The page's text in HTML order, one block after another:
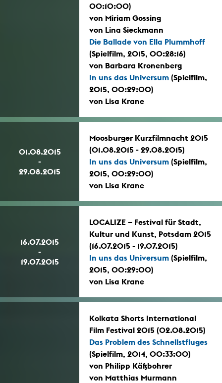
00:10:00)
von Miriam Gossing
von Lina Sieckmann
Die Ballade von Ella Plummhoff
(Spielfilm, 2015, 00:28:16)
von Barbara Kronenberg
In uns das Universum (Spielfilm,
2015, 00:29:00)
von Lisa Krane
01.08.2015
-
29.08.2015
Moosburger Kurzfilmnacht 2015
(01.08.2015 - 29.08.2015)
In uns das Universum (Spielfilm,
2015, 00:29:00)
von Lisa Krane
16.07.2015
-
19.07.2015
LOCALIZE – Festival für Stadt,
Kultur und Kunst, Potsdam 2015
(16.07.2015 - 19.07.2015)
In uns das Universum (Spielfilm,
2015, 00:29:00)
von Lisa Krane
Kolkata Shorts International
Film Festival 2015 (02.08.2015)
Das Problem des Schnellstfluges
(Spielfilm, 2014, 00:33:00)
von Philipp Käßbohrer
von Matthias Murmann